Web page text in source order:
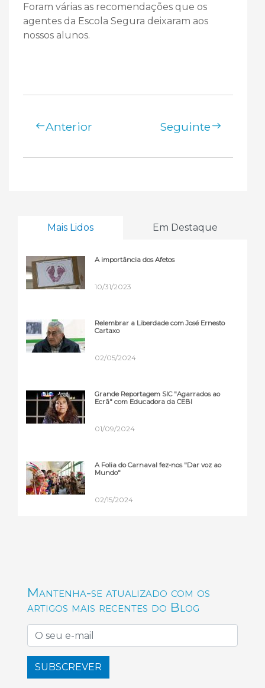
Foram várias as recomendações que os
agentes da Escola Segura deixaram aos
nossos alunos.
Anterior Seguinte
Mais Lidos Em Destaque
A importância dos Afetos
10/31/2023
Relembrar a Liberdade com José Ernesto
Cartaxo
02/05/2024
Grande Reportagem SIC "Agarrados ao
Ecrã" com Educadora da CEBI
01/09/2024
A Folia do Carnaval fez-nos "Dar voz ao
Mundo"
02/15/2024
Mantenha-se atualizado com os
artigos mais recentes do Blog
SUBSCREVER